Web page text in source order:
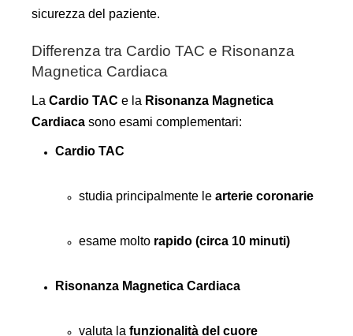
sicurezza del paziente.
Differenza tra Cardio TAC e Risonanza
Magnetica Cardiaca
La Cardio TAC e la Risonanza Magnetica
Cardiaca sono esami complementari:
Cardio TAC
studia principalmente le arterie coronarie
esame molto rapido (circa 10 minuti)
Risonanza Magnetica Cardiaca
valuta la funzionalità del cuore